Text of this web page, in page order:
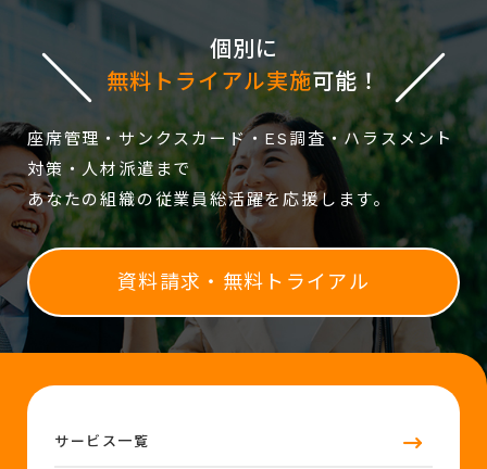
個別に
無料トライアル実施可能！
座席管理・サンクスカード・ES調査・ハラスメント
対策・人材派遣まで
あなたの組織の従業員総活躍を応援します。
資料請求・無料トライアル
サービス一覧